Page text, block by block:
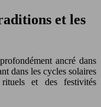
et les
ancré dans
dans les cycles solaires
et des festivités